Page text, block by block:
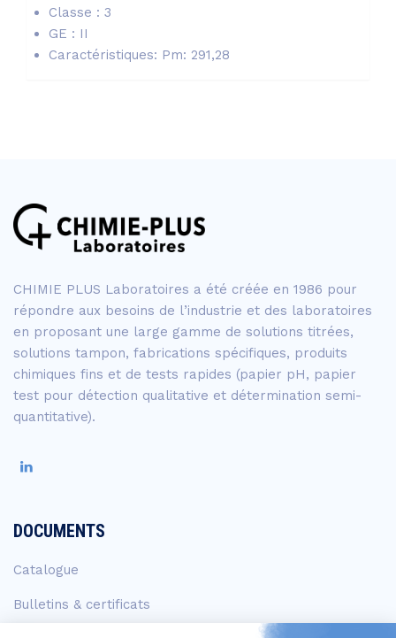
Classe : 3
GE : II
Caractéristiques: Pm: 291,28
CHIMIE PLUS Laboratoires a été créée en 1986 pour
répondre aux besoins de l’industrie et des laboratoires
en proposant une large gamme de solutions titrées,
solutions tampon, fabrications spécifiques, produits
chimiques fins et de tests rapides (papier pH, papier
test pour détection qualitative et détermination semi-
quantitative).
DOCUMENTS
Catalogue
Bulletins & certificats